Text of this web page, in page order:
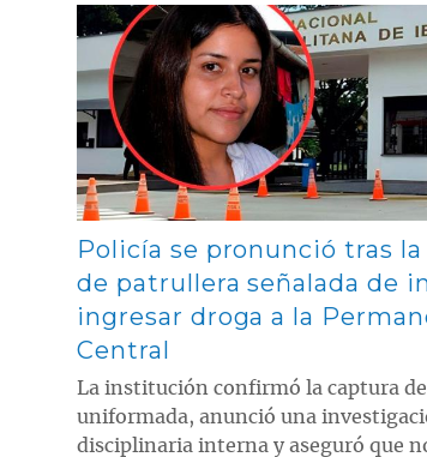
Contenido multimedia principal
Policía se pronunció tras
de patrullera señalada de
ingresar droga a la
Central
La institución confirmó la captura
uniformada, anunció una
disciplinaria interna y aseguró que